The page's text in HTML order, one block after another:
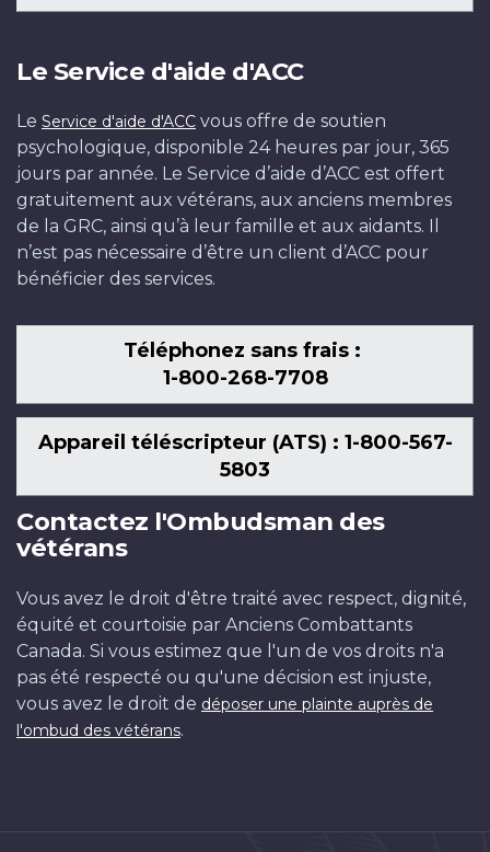
Le Service d'aide d'ACC
Le Service d'aide d'ACC vous offre de soutien
psychologique, disponible 24 heures par jour, 365
jours par année. Le Service d’aide d’ACC est offert
gratuitement aux vétérans, aux anciens membres
de la GRC, ainsi qu’à leur famille et aux aidants. Il
n’est pas nécessaire d’être un client d’ACC pour
bénéficier des services.
Téléphonez sans frais :
1-800-268-7708
Appareil téléscripteur (ATS) : 1-800-567-
5803
Contactez l'Ombudsman des
vétérans
Vous avez le droit d'être traité avec respect, dignité,
équité et courtoisie par Anciens Combattants
Canada. Si vous estimez que l'un de vos droits n'a
pas été respecté ou qu'une décision est injuste,
vous avez le droit de déposer une plainte auprès de
l'ombud des vétérans.